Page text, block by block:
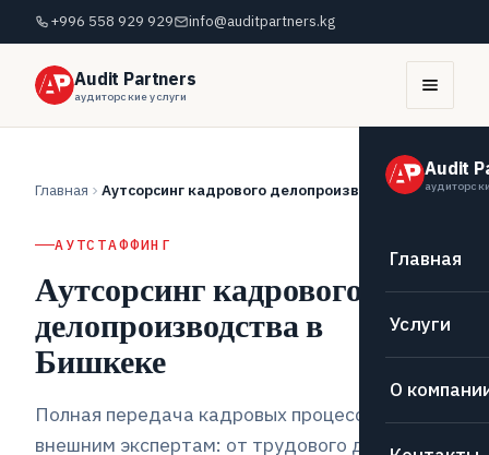
+996 558 929 929 info@auditpartners.kg
Audit Partners
аудиторские услуги
Audit
Главная
Услуги
О
Главная Аутсорсинг кадрового делопроизводства
АУТСТАФФИНГ
Аутсорсинг кадрового
делопроизводства в
Бишкеке
Полная передача кадровых процессов
внешним экспертам: от трудового договора